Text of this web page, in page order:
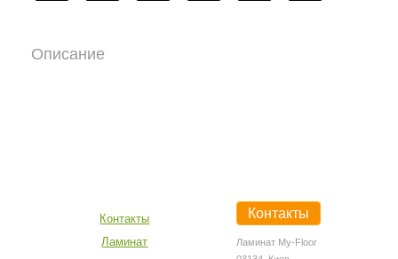
Описание
Контакты
Ламинат My-Floor
Контакты
Ламинат